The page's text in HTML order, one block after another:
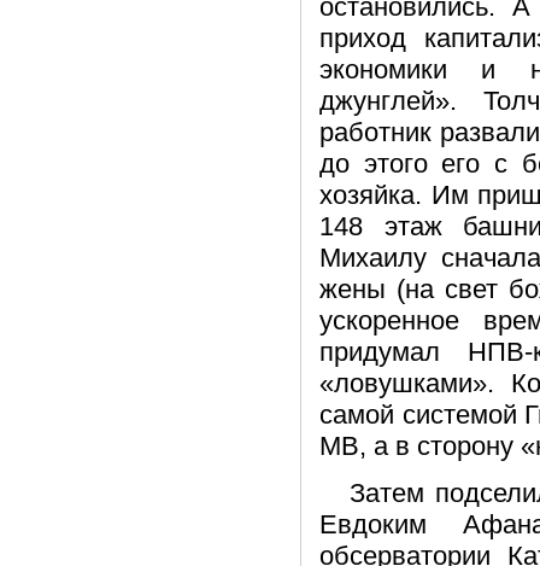
остановились.
приход
экономики и
джунглей».
работник
до этого его с
хозяйка. Им
148 этаж
Михаилу
жены (на свет
ускоренное
придумал НПВ-
«ловушками».
самой системой
МВ, а в сторону
Затем
Евдоким
обсерватории